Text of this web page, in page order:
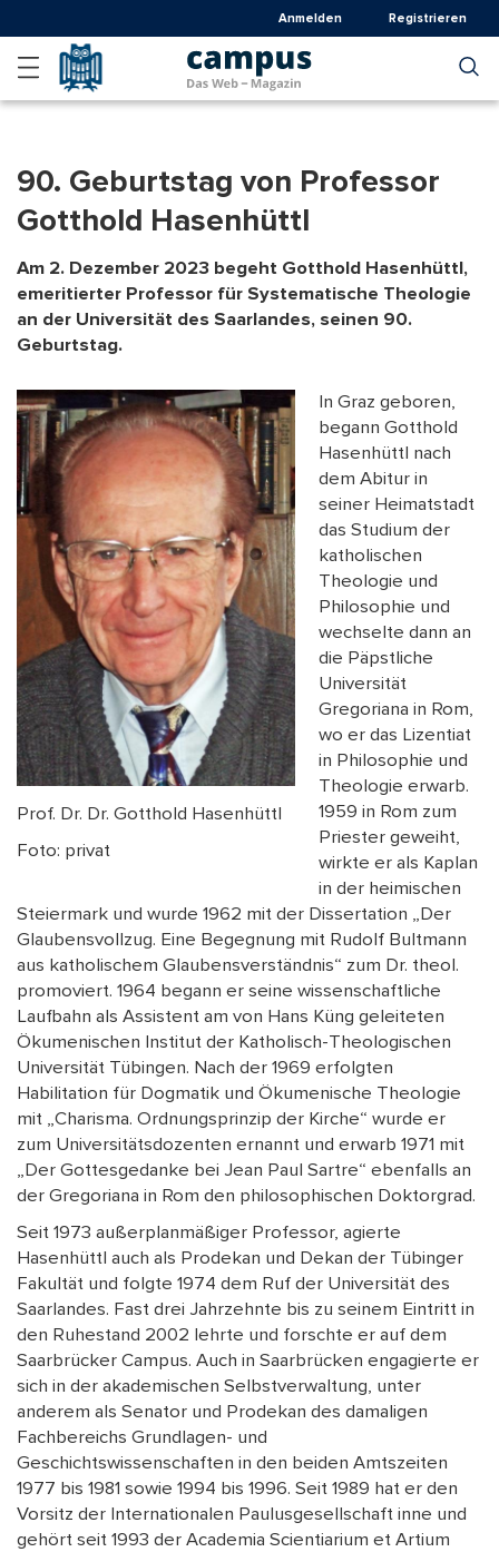
zum
Inhalt
Anmelden Registrieren
90. Geburtstag von Professor
Gotthold Hasenhüttl
Am 2. Dezember 2023 begeht Gotthold Hasenhüttl,
emeritierter Professor für Systematische Theologie
an der Universität des Saarlandes, seinen 90.
Geburtstag.
Prof. Dr. Dr. Gotthold Hasenhüttl
Foto: privat
In Graz geboren,
begann Gotthold
Hasenhüttl nach
dem Abitur in
seiner Heimatstadt
das Studium der
katholischen
Theologie und
Philosophie und
wechselte dann an
die Päpstliche
Universität
Gregoriana in Rom,
wo er das Lizentiat
in Philosophie und
Theologie erwarb.
1959 in Rom zum
Priester geweiht,
wirkte er als Kaplan
in der heimischen
Steiermark und wurde 1962 mit der Dissertation „Der
Glaubensvollzug. Eine Begegnung mit Rudolf Bultmann
aus katholischem Glaubensverständnis“ zum Dr. theol.
promoviert. 1964 begann er seine wissenschaftliche
Laufbahn als Assistent am von Hans Küng geleiteten
Ökumenischen Institut der Katholisch-Theologischen
Universität Tübingen. Nach der 1969 erfolgten
Habilitation für Dogmatik und Ökumenische Theologie
mit „Charisma. Ordnungsprinzip der Kirche“ wurde er
zum Universitätsdozenten ernannt und erwarb 1971 mit
„Der Gottesgedanke bei Jean Paul Sartre“ ebenfalls an
der Gregoriana in Rom den philosophischen Doktorgrad.
Seit 1973 außerplanmäßiger Professor, agierte
Hasenhüttl auch als Prodekan und Dekan der Tübinger
Fakultät und folgte 1974 dem Ruf der Universität des
Saarlandes. Fast drei Jahrzehnte bis zu seinem Eintritt in
den Ruhestand 2002 lehrte und forschte er auf dem
Saarbrücker Campus. Auch in Saarbrücken engagierte er
sich in der akademischen Selbstverwaltung, unter
anderem als Senator und Prodekan des damaligen
Fachbereichs Grundlagen- und
Geschichtswissenschaften in den beiden Amtszeiten
1977 bis 1981 sowie 1994 bis 1996. Seit 1989 hat er den
Vorsitz der Internationalen Paulusgesellschaft inne und
gehört seit 1993 der Academia Scientiarium et Artium